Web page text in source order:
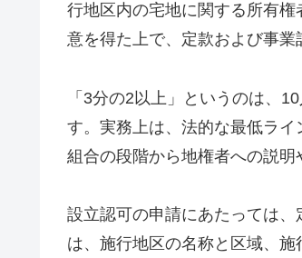
行地区内の宅地に関する所有
意を得た上で、定款および事業
「3分の2以上」というのは、
す。実務上は、法的な最低ラ
組合の段階から地権者への説明
設立認可の申請にあたっては
は、施行地区の名称と区域、